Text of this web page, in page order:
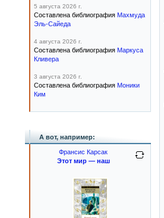
5 августа 2026 г.
Составлена библиография Махмуда
Эль-Сайеда
4 августа 2026 г.
Составлена библиография Маркуса
Кливера
3 августа 2026 г.
Составлена библиография Моники
Ким
А вот, например:
Франсис Карсак
Этот мир — наш